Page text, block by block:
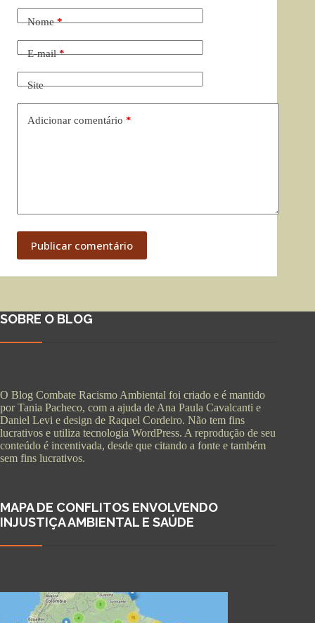
Nome*
E-mail*
Site
Adicionar comentário *
Publicar comentário
SOBRE O BLOG
O Blog Combate Racismo Ambiental foi criado e é mantido
por Tania Pacheco, com a ajuda de Ana Paula Cavalcanti e
Daniel Levi e design de Raquel Cordeiro. Não tem fins
lucrativos e utiliza tecnologia WordPress. A reprodução de seu
conteúdo é incentivada, desde que citando a fonte e também
sem fins lucrativos.
MAPA DE CONFLITOS ENVOLVENDO
INJUSTIÇA AMBIENTAL E SAÚDE